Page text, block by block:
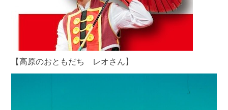
【高原のおともだち レオさん】